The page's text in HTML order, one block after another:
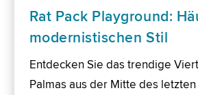
Rat Pack Playground:
modernistischen Stil
Entdecken Sie das trendige
Palmas aus der Mitte des